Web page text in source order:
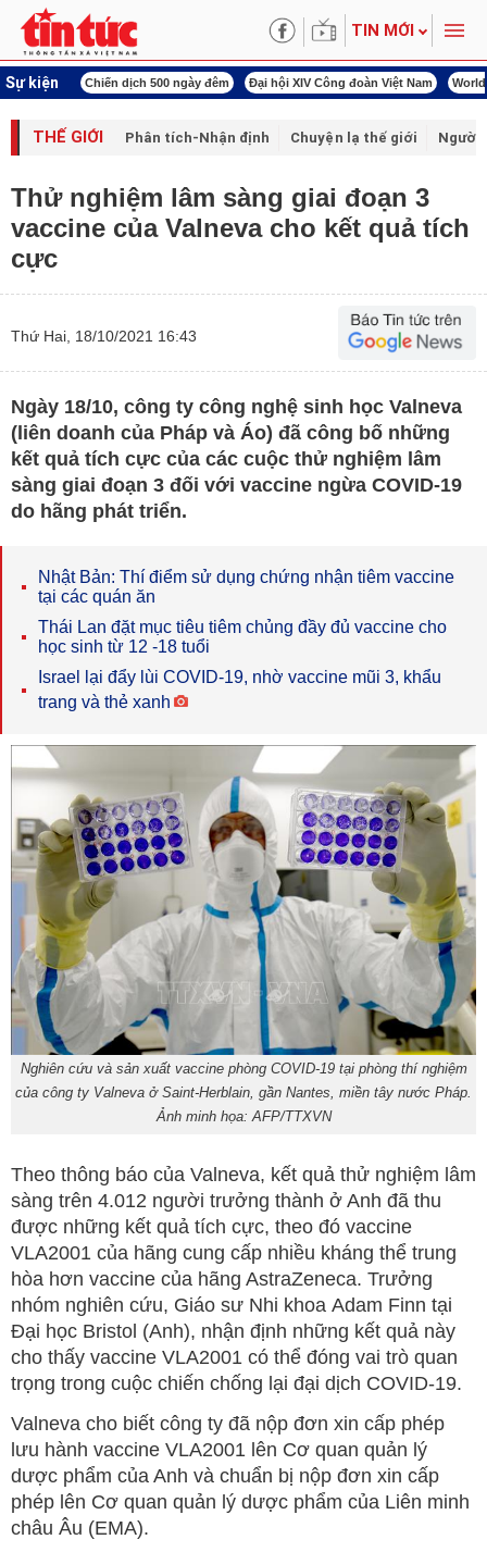
TIN MỚI
Sự kiện
mạng Chiến dịch 500 ngày đêm Đại hội XIV Công đoàn Việt Nam
THẾ GIỚI Phân tích-Nhận định Chuyện lạ thế giới Người
Thử nghiệm lâm sàng giai đoạn 3
vaccine của Valneva cho kết quả tích
cực
Thứ Hai, 18/10/2021 16:43
Ngày 18/10, công ty công nghệ sinh học Valneva
(liên doanh của Pháp và Áo) đã công bố những
kết quả tích cực của các cuộc thử nghiệm lâm
sàng giai đoạn 3 đối với vaccine ngừa COVID-19
do hãng phát triển.
Nhật Bản: Thí điểm sử dụng chứng nhận tiêm vaccine
tại các quán ăn
Thái Lan đặt mục tiêu tiêm chủng đầy đủ vaccine cho
học sinh từ 12 -18 tuổi
Israel lại đẩy lùi COVID-19, nhờ vaccine mũi 3, khẩu
trang và thẻ xanh
Nghiên cứu và sản xuất vaccine phòng COVID-19 tại phòng thí nghiệm
của công ty Valneva ở Saint-Herblain, gần Nantes, miền tây nước Pháp.
Ảnh minh họa: AFP/TTXVN
Theo thông báo của Valneva, kết quả thử nghiệm lâm
sàng trên 4.012 người trưởng thành ở Anh đã thu
được những kết quả tích cực, theo đó vaccine
VLA2001 của hãng cung cấp nhiều kháng thể trung
hòa hơn vaccine của hãng AstraZeneca. Trưởng
nhóm nghiên cứu, Giáo sư Nhi khoa Adam Finn tại
Đại học Bristol (Anh), nhận định những kết quả này
cho thấy vaccine VLA2001 có thể đóng vai trò quan
trọng trong cuộc chiến chống lại đại dịch COVID-19.
Valneva cho biết công ty đã nộp đơn xin cấp phép
lưu hành vaccine VLA2001 lên Cơ quan quản lý
dược phẩm của Anh và chuẩn bị nộp đơn xin cấp
phép lên Cơ quan quản lý dược phẩm của Liên minh
châu Âu (EMA).